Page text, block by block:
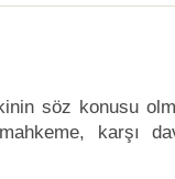
söz konusu
karşı